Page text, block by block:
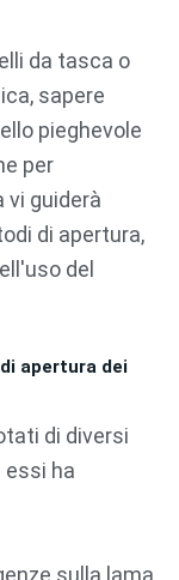
da tasca o
sapere
pieghevole
per
vi guiderà
di apertura,
del
apertura dei
di diversi
essi ha
sulla lama